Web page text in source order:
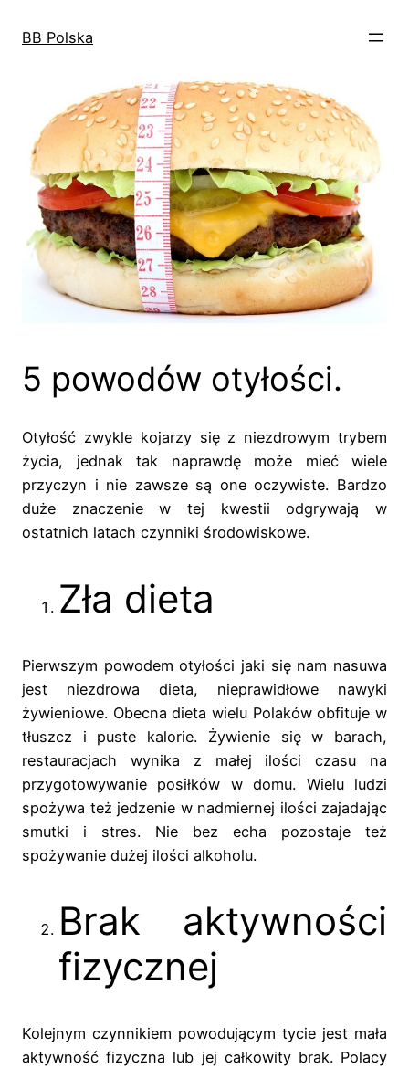
BB Polska
5 powodów otyłości.
Otyłość zwykle kojarzy się z niezdrowym trybem
życia, jednak tak naprawdę może mieć wiele
przyczyn i nie zawsze są one oczywiste. Bardzo
duże znaczenie w tej kwestii odgrywają w
ostatnich latach czynniki środowiskowe.
Zła dieta
Pierwszym powodem otyłości jaki się nam nasuwa
jest niezdrowa dieta, nieprawidłowe nawyki
żywieniowe. Obecna dieta wielu Polaków obfituje w
tłuszcz i puste kalorie. Żywienie się w barach,
restauracjach wynika z małej ilości czasu na
przygotowywanie posiłków w domu. Wielu ludzi
spożywa też jedzenie w nadmiernej ilości zajadając
smutki i stres. Nie bez echa pozostaje też
spożywanie dużej ilości alkoholu.
Brak aktywności
fizycznej
Kolejnym czynnikiem powodującym tycie jest mała
aktywność fizyczna lub jej całkowity brak. Polacy